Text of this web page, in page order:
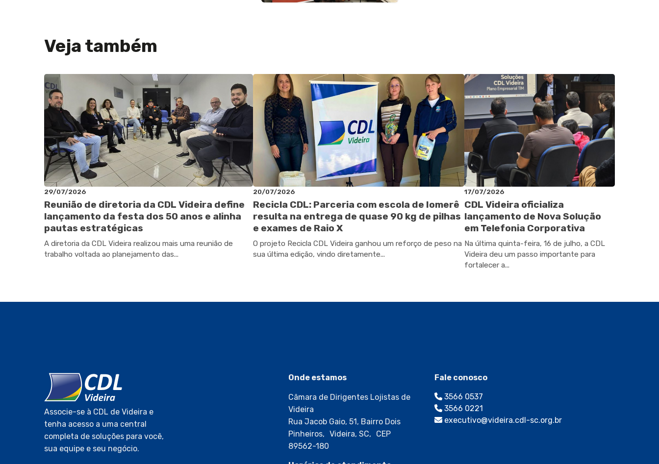
Veja também
29/07/2026
Reunião de diretoria da CDL Videira define
lançamento da festa dos 50 anos e alinha
pautas estratégicas
A diretoria da CDL Videira realizou mais uma reunião de
trabalho voltada ao planejamento das...
20/07/2026
Recicla CDL: Parceria com escola de Iomerê
resulta na entrega de quase 90 kg de pilhas
e exames de Raio X
O projeto Recicla CDL Videira ganhou um reforço de peso na
sua última edição, vindo diretamente...
17/07/2026
CDL Videira oficializa
lançamento de Nova Solução
em Telefonia Corporativa
Na última quinta-feira, 16 de julho, a CDL
Videira deu um passo importante para
fortalecer a...
Associe-se à CDL de Videira e
tenha acesso a uma central
completa de soluções para você,
sua equipe e seu negócio.
Onde estamos
Câmara de Dirigentes Lojistas de
Videira
Rua Jacob Gaio, 51, Bairro Dois
Pinheiros, Videira, SC, CEP
89562-180
Fale conosco
3566 0537
3566 0221
executivo@videira.cdl-sc.org.br